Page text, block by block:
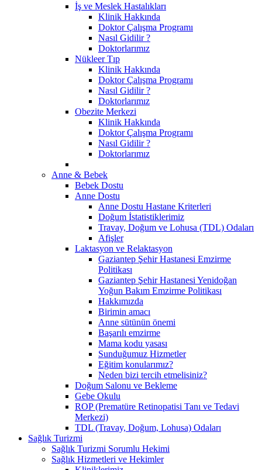
İş ve Meslek Hastalıkları
Klinik Hakkında
Doktor Çalışma Programı
Nasıl Gidilir ?
Doktorlarımız
Nükleer Tıp
Klinik Hakkında
Doktor Çalışma Programı
Nasıl Gidilir ?
Doktorlarımız
Obezite Merkezi
Klinik Hakkında
Doktor Çalışma Programı
Nasıl Gidilir ?
Doktorlarımız
Anne & Bebek
Bebek Dostu
Anne Dostu
Anne Dostu Hastane Kriterleri
Doğum İstatistiklerimiz
Travay, Doğum ve Lohusa (TDL) Odaları
Afişler
Laktasyon ve Relaktasyon
Gaziantep Şehir Hastanesi Emzirme
Politikası
Gaziantep Şehir Hastanesi Yenidoğan
Yoğun Bakım Emzirme Politikası
Hakkımızda
Birimin amacı
Anne sütünün önemi
Başarılı emzirme
Mama kodu yasası
Sunduğumuz Hizmetler
Eğitim konularımız?
Neden bizi tercih etmelisiniz?
Doğum Salonu ve Bekleme
Gebe Okulu
ROP (Prematüre Retinopatisi Tanı ve Tedavi
Merkezi)
TDL (Travay, Doğum, Lohusa) Odaları
Sağlık Turizmi
Sağlık Turizmi Sorumlu Hekimi
Sağlık Hizmetleri ve Hekimler